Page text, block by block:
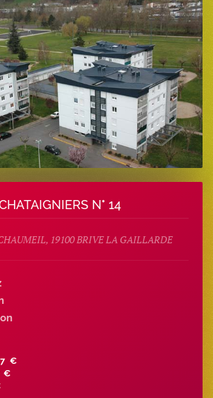
N° 14
19100 BRIVE LA GAILLARDE
€
€